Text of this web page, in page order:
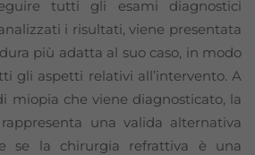
tutti gli esami diagnostici
i risultati, viene presentata
più adatta al suo caso, in modo
gli aspetti relativi all’intervento. A
miopia che viene diagnosticato, la
una valida alternativa
se la chirurgia refrattiva è una